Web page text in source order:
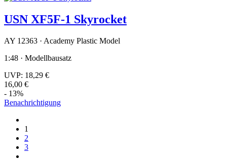
USN XF5F-1 Skyrocket
AY 12363 · Academy Plastic Model
1:48 · Modellbausatz
UVP: 18,29 €
16,00 €
- 13%
Benachrichtigung
1
2
3